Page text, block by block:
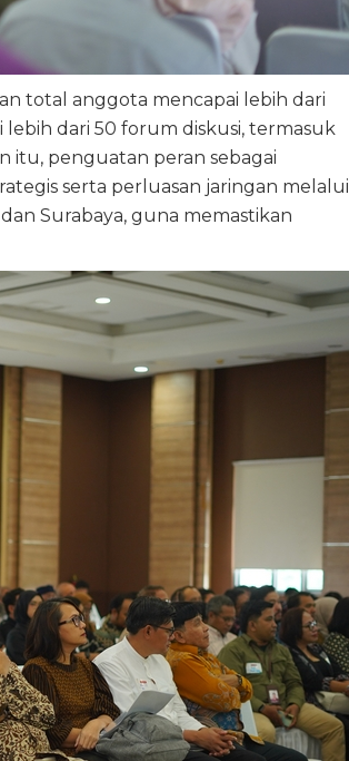
total anggota mencapai lebih dari
lebih dari 50 forum diskusi, termasuk
itu, penguatan peran sebagai
serta perluasan jaringan melalui
Surabaya, guna memastikan